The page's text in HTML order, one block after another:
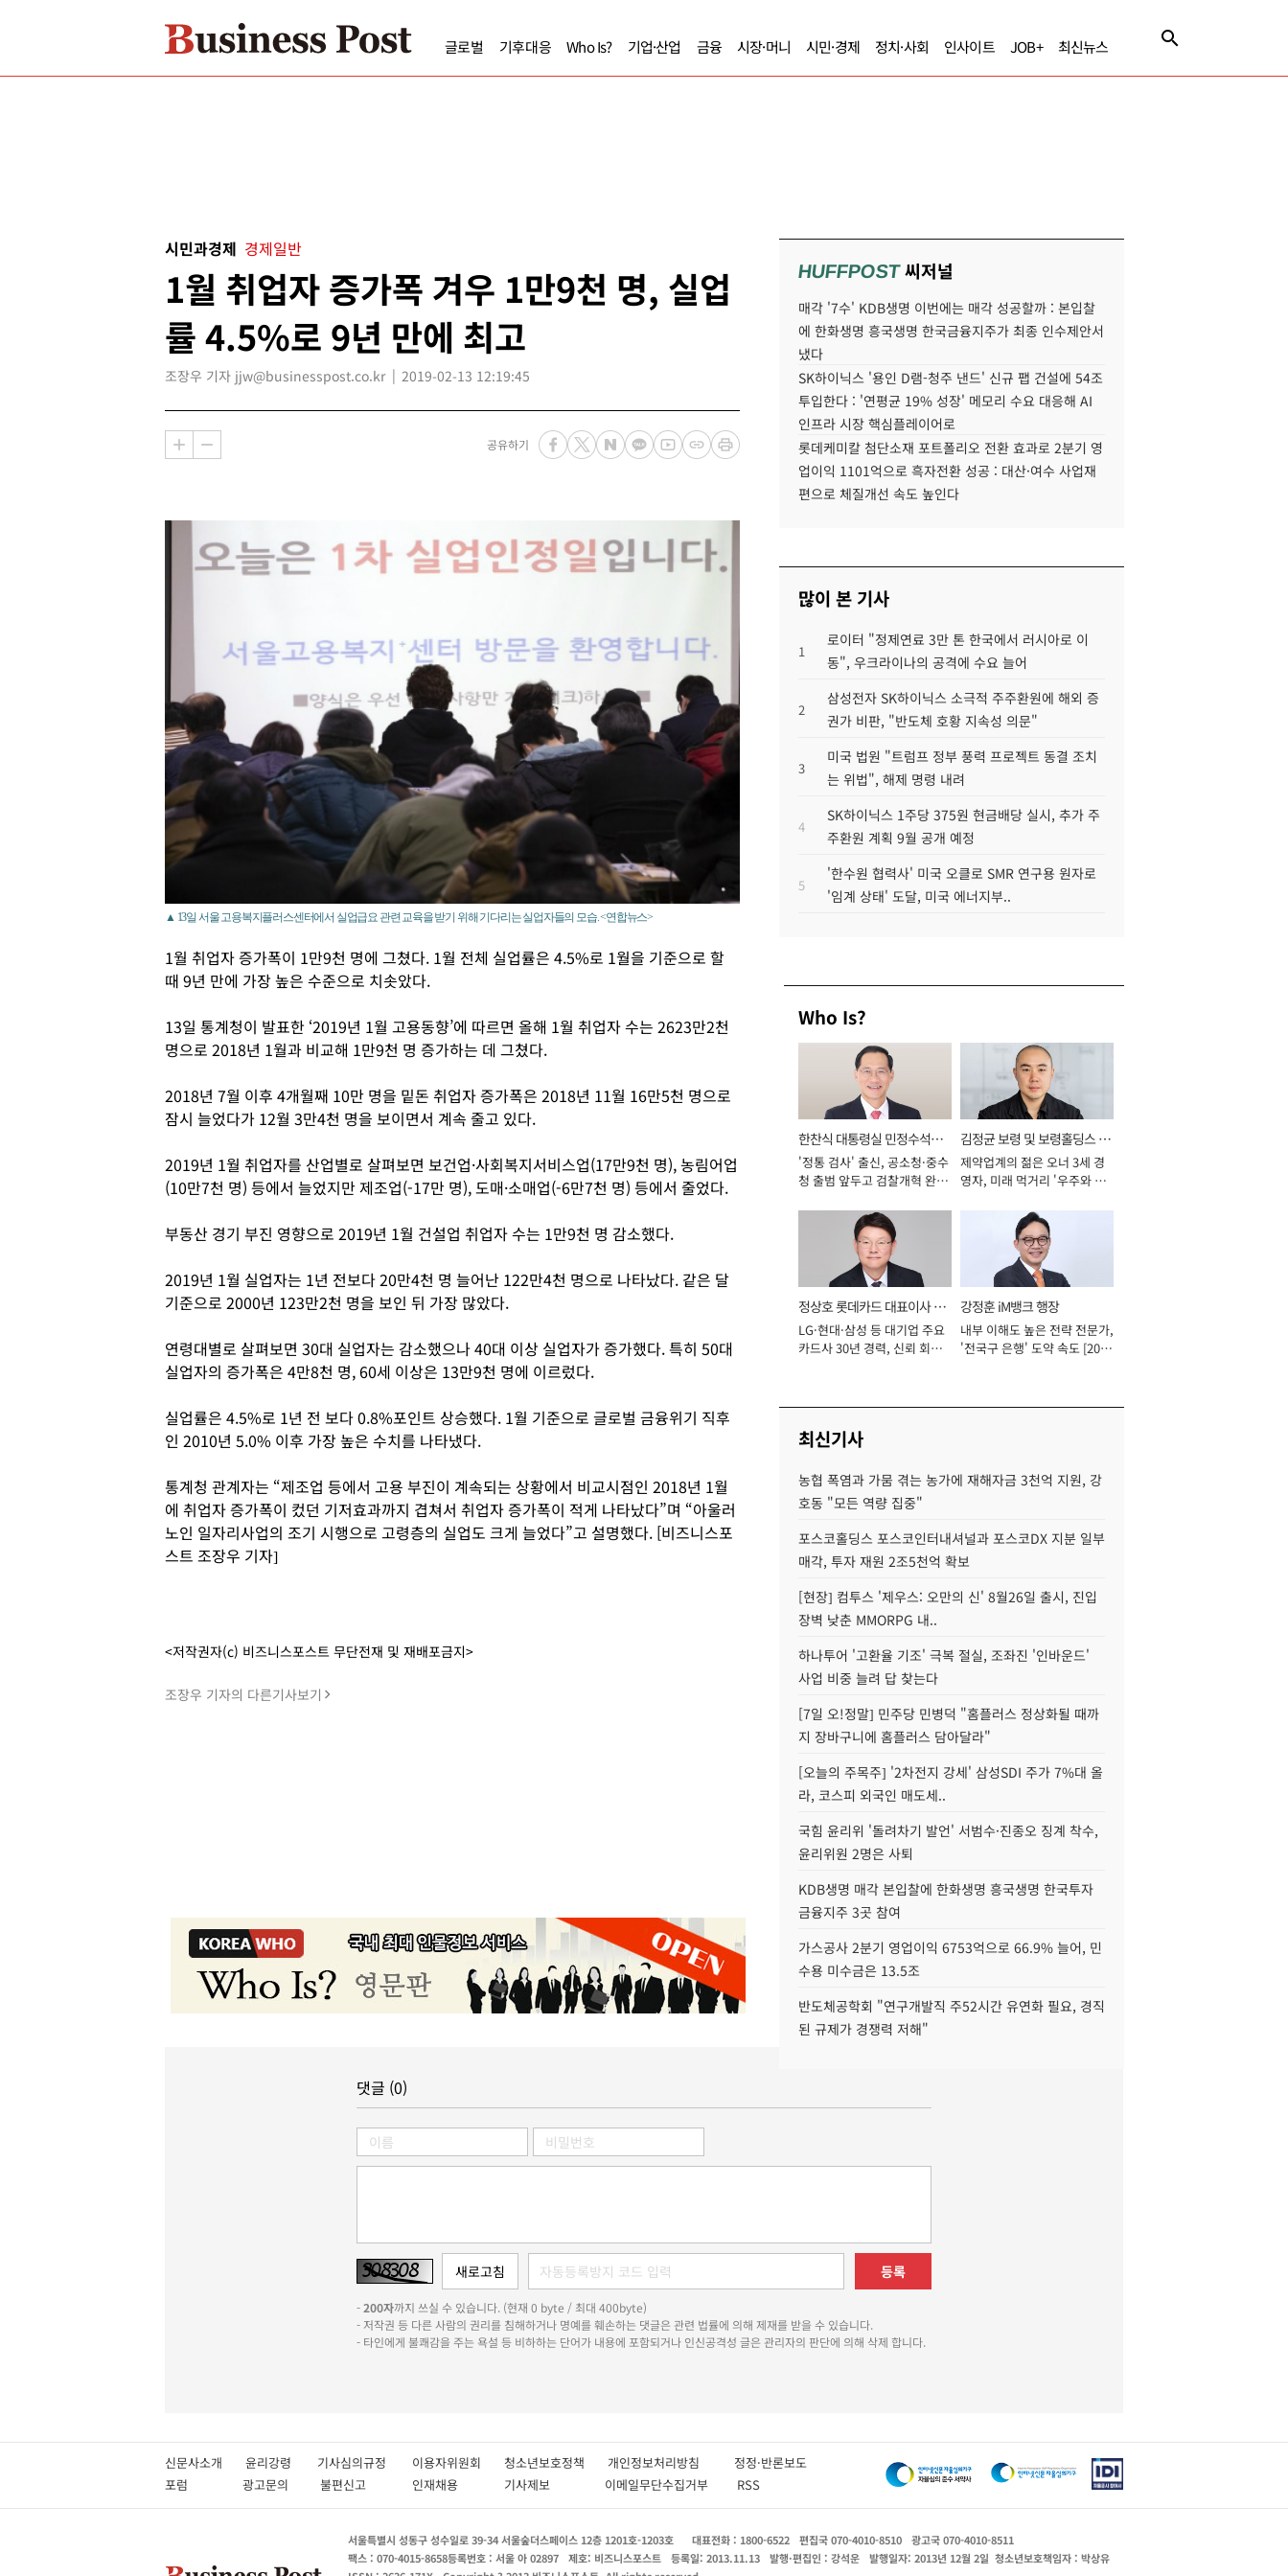
글로벌 기후대응 Who Is? 기업·산업 금융 시장·머니 시민·경제 정치·사회 인사이트 JOB+ 최신뉴스
시민과경제 경제일반
1월 취업자 증가폭 겨우 1만9천 명, 실업
률 4.5%로 9년 만에 최고
조장우 기자 jjw@businesspost.co.kr 2019-02-13 12:19:45
공유하기
▲ 13일 서울 고용복지플러스센터에서 실업급요 관련 교육을 받기 위해 기다리는 실업자들의 모습. <연합뉴스>
1월 취업자 증가폭이 1만9천 명에 그쳤다. 1월 전체 실업률은 4.5%로 1월을 기준으로 할
때 9년 만에 가장 높은 수준으로 치솟았다.
13일 통계청이 발표한 ‘2019년 1월 고용동향’에 따르면 올해 1월 취업자 수는 2623만2천
명으로 2018년 1월과 비교해 1만9천 명 증가하는 데 그쳤다.
2018년 7월 이후 4개월째 10만 명을 밑돈 취업자 증가폭은 2018년 11월 16만5천 명으로
잠시 늘었다가 12월 3만4천 명을 보이면서 계속 줄고 있다.
2019년 1월 취업자를 산업별로 살펴보면 보건업·사회복지서비스업(17만9천 명), 농림어업
(10만7천 명) 등에서 늘었지만 제조업(-17만 명), 도매·소매업(-6만7천 명) 등에서 줄었다.
부동산 경기 부진 영향으로 2019년 1월 건설업 취업자 수는 1만9천 명 감소했다.
2019년 1월 실업자는 1년 전보다 20만4천 명 늘어난 122만4천 명으로 나타났다. 같은 달
기준으로 2000년 123만2천 명을 보인 뒤 가장 많았다.
연령대별로 살펴보면 30대 실업자는 감소했으나 40대 이상 실업자가 증가했다. 특히 50대
실업자의 증가폭은 4만8천 명, 60세 이상은 13만9천 명에 이르렀다.
실업률은 4.5%로 1년 전 보다 0.8%포인트 상승했다. 1월 기준으로 글로벌 금융위기 직후
인 2010년 5.0% 이후 가장 높은 수치를 나타냈다.
통계청 관계자는 “제조업 등에서 고용 부진이 계속되는 상황에서 비교시점인 2018년 1월
에 취업자 증가폭이 컸던 기저효과까지 겹쳐서 취업자 증가폭이 적게 나타났다”며 “아울러
노인 일자리사업의 조기 시행으로 고령층의 실업도 크게 늘었다”고 설명했다. [비즈니스포
스트 조장우 기자]
<저작권자(c) 비즈니스포스트 무단전재 및 재배포금지>
조장우 기자의 다른기사보기
HUFFPOST씨저널
매각 '7수' KDB생명 이번에는 매각 성공할까 : 본입찰
에 한화생명 흥국생명 한국금융지주가 최종 인수제안서
냈다
SK하이닉스 '용인 D램-청주 낸드' 신규 팹 건설에 54조
투입한다 : '연평균 19% 성장' 메모리 수요 대응해 AI
인프라 시장 핵심플레이어로
롯데케미칼 첨단소재 포트폴리오 전환 효과로 2분기 영
업이익 1101억으로 흑자전환 성공 : 대산·여수 사업재
편으로 체질개선 속도 높인다
많이 본 기사
1
로이터 "정제연료 3만 톤 한국에서 러시아로 이
동", 우크라이나의 공격에 수요 늘어
2
삼성전자 SK하이닉스 소극적 주주환원에 해외 증
권가 비판, "반도체 호황 지속성 의문"
3
미국 법원 "트럼프 정부 풍력 프로젝트 동결 조치
는 위법", 해제 명령 내려
4
SK하이닉스 1주당 375원 현금배당 실시, 추가 주
주환원 계획 9월 공개 예정
5
'한수원 협력사' 미국 오클로 SMR 연구용 원자로
'임계 상태' 도달, 미국 에너지부..
Who Is?
한찬식 대통령실 민정수석비
서관
'정통 검사' 출신, 공소청·중수
청 출범 앞두고 검찰개혁 완수
김정균 보령 및 보령홀딩스 대
표이사 사장
제약업계의 젊은 오너 3세 경
영자, 미래 먹거리 '우주와 헬
정상호 롯데카드 대표이사 사
장
LG·현대·삼성 등 대기업 주요
카드사 30년 경력, 신뢰 회복
강정훈 iM뱅크 행장
내부 이해도 높은 전략 전문가,
'전국구 은행' 도약 속도 [2026
최신기사
농협 폭염과 가뭄 겪는 농가에 재해자금 3천억 지원, 강
호동 "모든 역량 집중"
포스코홀딩스 포스코인터내셔널과 포스코DX 지분 일부
매각, 투자 재원 2조5천억 확보
[현장] 컴투스 '제우스: 오만의 신' 8월26일 출시, 진입
장벽 낮춘 MMORPG 내..
하나투어 '고환율 기조' 극복 절실, 조좌진 '인바운드'
사업 비중 늘려 답 찾는다
[7일 오!정말] 민주당 민병덕 "홈플러스 정상화될 때까
지 장바구니에 홈플러스 담아달라"
[오늘의 주목주] '2차전지 강세' 삼성SDI 주가 7%대 올
라, 코스피 외국인 매도세..
국힘 윤리위 '돌려차기 발언' 서범수·진종오 징계 착수,
윤리위원 2명은 사퇴
KDB생명 매각 본입찰에 한화생명 흥국생명 한국투자
금융지주 3곳 참여
가스공사 2분기 영업이익 6753억으로 66.9% 늘어, 민
수용 미수금은 13.5조
반도체공학회 "연구개발직 주52시간 유연화 필요, 경직
된 규제가 경쟁력 저해"
댓글 (0)
등록
-200자까지 쓰실 수 있습니다. (현재 0 byte / 최대 400byte)
- 저작권 등 다른 사람의 권리를 침해하거나 명예를 훼손하는 댓글은 관련 법률에 의해 제재를 받을 수 있습니다.
- 타인에게 불쾌감을 주는 욕설 등 비하하는 단어가 내용에 포함되거나 인신공격성 글은 관리자의 판단에 의해 삭제 합니다.
신문사소개 윤리강령 기사심의규정 이용자위원회 청소년보호정책 개인정보처리방침 정정·반론보도
포럼
광고문의 불편신고 인재채용 기사제보 이메일무단수집거부 RSS
서울특별시 성동구 성수일로 39-34 서울숲더스페이스 12층 1201호-1203호 대표전화 : 1800-6522 편집국 070-4010-8510
광고국 070-4010-8511
팩스 : 070-4015-8658등록번호 : 서울 아 02897 제호: 비즈니스포스트 등록일: 2013.11.13 발행·편집인 : 강석운 발행일자: 2013년 12월 2일 청소년보호책임자 : 박상유